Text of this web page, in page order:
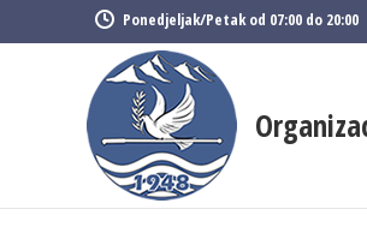
Ponedjeljak/Petak od 07:00 do 20:00
POČETNA O NAMA